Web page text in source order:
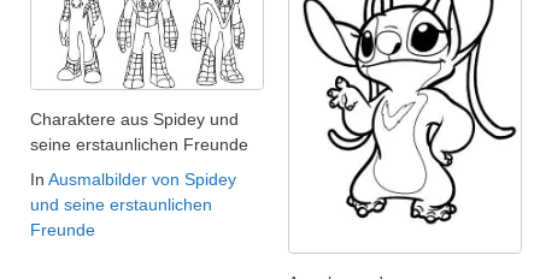
Charaktere aus Spidey und
seine erstaunlichen Freunde
In Ausmalbilder von Spidey
und seine erstaunlichen
Freunde